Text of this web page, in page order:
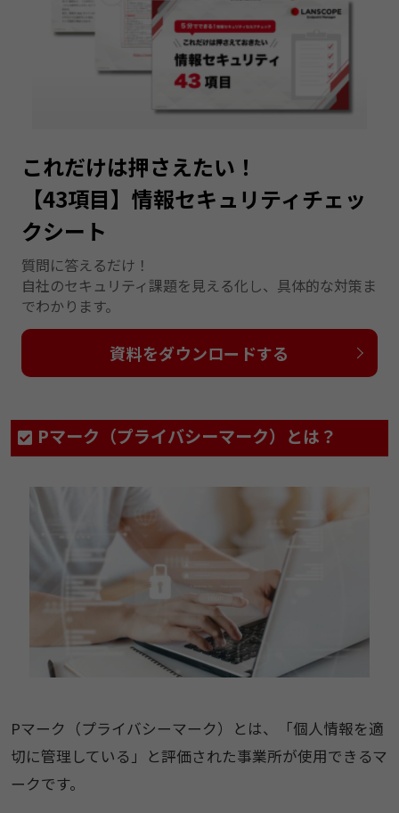
これだけは押さえたい！
【43項目】情報セキュリティチェッ
クシート
質問に答えるだけ！
自社のセキュリティ課題を見える化し、具体的な対策ま
でわかります。
資料をダウンロードする
Pマーク（プライバシーマーク）とは？
Pマーク（プライバシーマーク）とは、「個人情報を適
切に管理している」と評価された事業所が使用できるマ
ークです。